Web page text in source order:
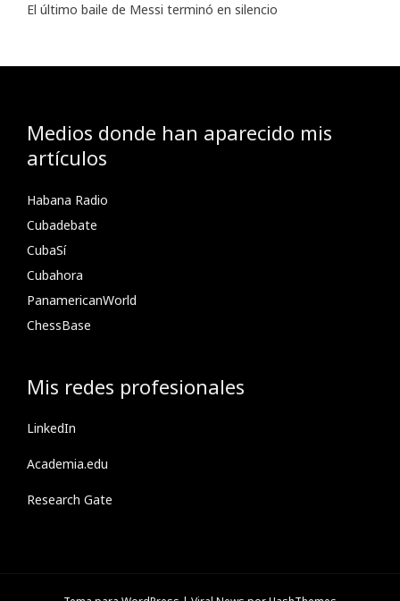
El último baile de Messi terminó en silencio
Medios donde han aparecido mis
artículos
Habana Radio
Cubadebate
CubaSí
Cubahora
PanamericanWorld
ChessBase
Mis redes profesionales
LinkedIn
Academia.edu
Research Gate